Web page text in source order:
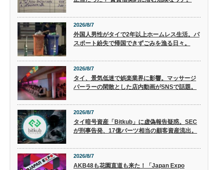
2026/8/7
外国人男性がタイで2年以上ホームレス生活。パ
スポート紛失で帰国できずごみを漁る日々。
2026/8/7
タイ、景気低迷で娯楽業界に影響。マッサージ
パーラーの閑散とした店内動画がSNSで話題。
2026/8/7
タイ暗号資産「Bitkub」に虚偽報告疑惑。SEC
が刑事告発、17億バーツ相当の顧客資産流出。
2026/8/7
AKB48も花園直道も来た！「Japan Expo